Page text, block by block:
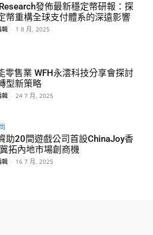
發佈最新穩定幣研報：探
幣重構全球支付體系的深遠影響
輯 - 1 8 月, 2025
零售業 WFH永澐科技分享會探討
型新策略
輯 - 24 7 月, 2025
助20間遊戲公司首設ChinaJoy香
拓內地市場創商機
輯 - 16 7 月, 2025